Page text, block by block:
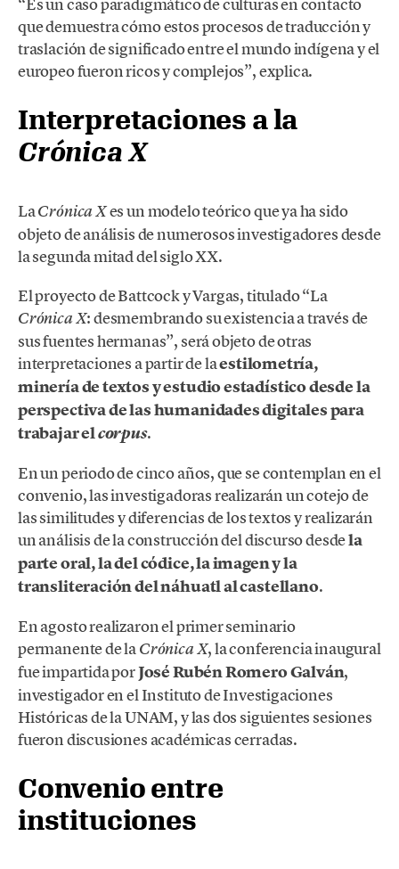
“Es un caso paradigmático de culturas en contacto
que demuestra cómo estos procesos de traducción y
traslación de significado entre el mundo indígena y el
europeo fueron ricos y complejos”, explica.
Interpretaciones a la
Crónica X
LaCrónica Xes un modelo teórico que ya ha sido
objeto de análisis de numerosos investigadores desde
la segunda mitad del siglo XX.
El proyecto de Battcock y Vargas, titulado “La
Crónica X: desmembrando su existencia a través de
sus fuentes hermanas”, será objeto de otras
interpretaciones a partir de laestilometría,
minería de textos y estudio estadístico desde la
perspectiva de las humanidades digitales para
trabajar elcorpus.
En un periodo de cinco años, que se contemplan en el
convenio, las investigadoras realizarán un cotejo de
las similitudes y diferencias de los textos y realizarán
un análisis de la construcción del discurso desdela
parte oral, la del códice, la imagen y la
transliteración del náhuatl al castellano.
En agosto realizaron el primer seminario
permanente de laCrónica X, la conferencia inaugural
fue impartida porJosé Rubén Romero Galván,
investigador en el Instituto de Investigaciones
Históricas de la UNAM, y las dos siguientes sesiones
fueron discusiones académicas cerradas.
Convenio entre
instituciones